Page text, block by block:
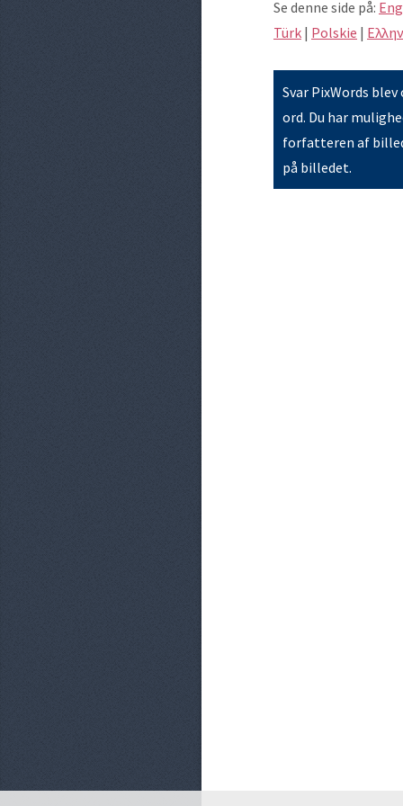
Se denne side på:
Türk | Polskie |
Svar PixWords
ord. Du har
forfatteren af
på billedet.